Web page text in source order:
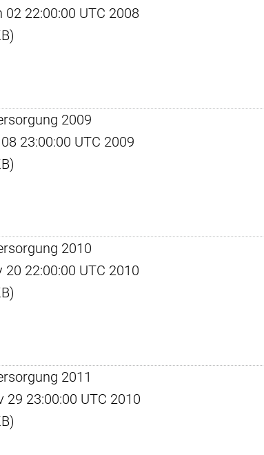
22:00:00 UTC 2008
2009
23:00:00 UTC 2009
2010
22:00:00 UTC 2010
2011
23:00:00 UTC 2010